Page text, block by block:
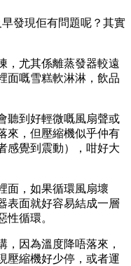
發現佢有問題呢？其實
，尤其係離蒸發器較遠
面嘅雪糕軟淋淋，飲品
聽到好輕微嘅風扇聲或
來，但壓縮機似乎仲有
感覺到震動），咁好大
面，如果循環風扇壞
表面就好容易結成一層
性循環。
，因為溫度降唔落來，
壓縮機好少停，或者運